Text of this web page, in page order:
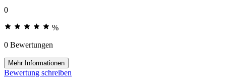
0
%
0 Bewertungen
Mehr Informationen
Bewertung schreiben